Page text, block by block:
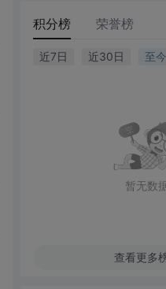
积分榜 荣誉榜
近7日 近30日 至今
暂无数
查看更多